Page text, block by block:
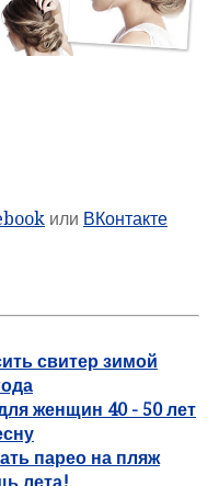
или ВКонтакте
свитер зимой
женщин 40 - 50 лет
парео на пляж